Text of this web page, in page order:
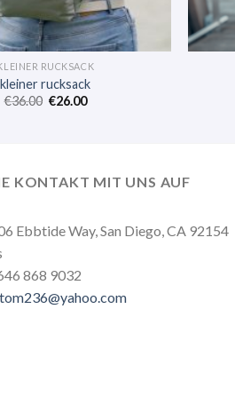
RUCKSACK
kleiner rucksack
€36.00 €26.00
KONTAKT MIT UNS AUF
Ebbtide Way, San Diego, CA 92154
868 9032